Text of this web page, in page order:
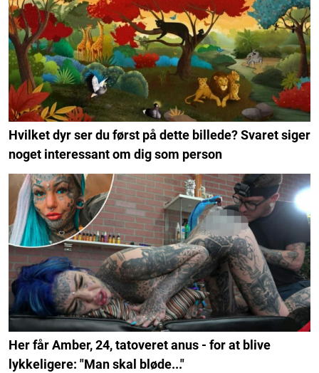
Hvilket dyr ser du først på dette billede? Svaret siger
noget interessant om dig som person
Her får Amber, 24, tatoveret anus - for at blive
lykkeligere: "Man skal bløde..."